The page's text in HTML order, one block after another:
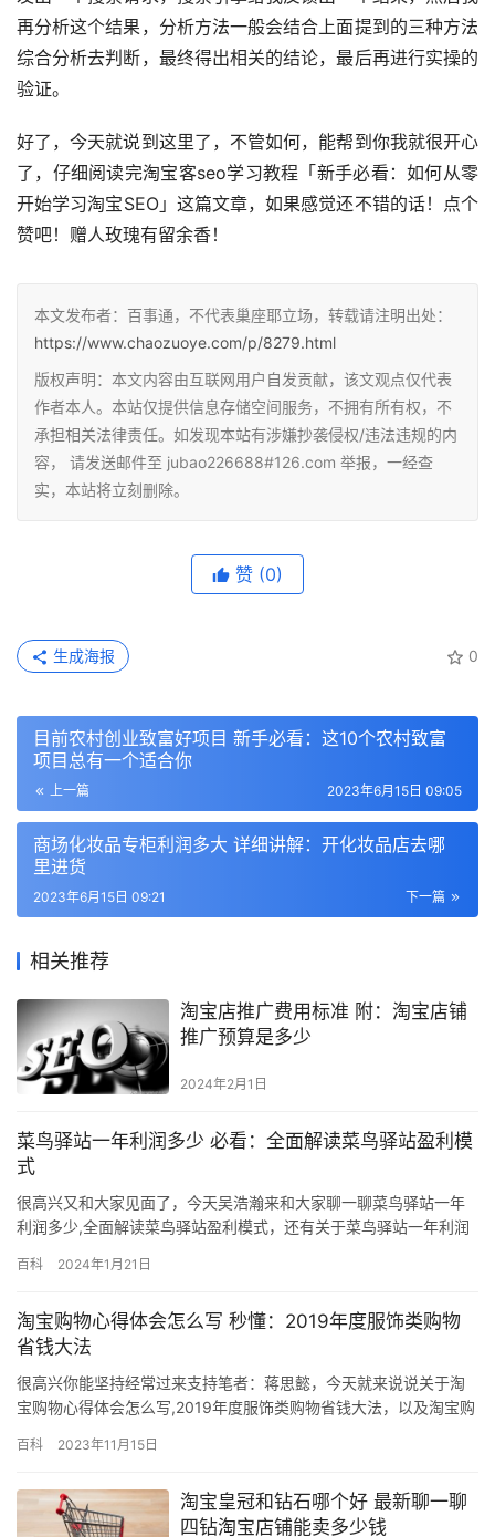
再分析这个结果，分析方法一般会结合上面提到的三种方法
综合分析去判断，最终得出相关的结论，最后再进行实操的
验证。
好了，今天就说到这里了，不管如何，能帮到你我就很开心
了，仔细阅读完淘宝客seo学习教程「新手必看：如何从零
开始学习淘宝SEO」这篇文章，如果感觉还不错的话！点个
赞吧！赠人玫瑰有留余香！
本文发布者：百事通，不代表巢座耶立场，转载请注明出处：
https://www.chaozuoye.com/p/8279.html
版权声明：本文内容由互联网用户自发贡献，该文观点仅代表
作者本人。本站仅提供信息存储空间服务，不拥有所有权，不
承担相关法律责任。如发现本站有涉嫌抄袭侵权/违法违规的内
容， 请发送邮件至 jubao226688#126.com 举报，一经查
实，本站将立刻删除。
赞 (0)
0
生成海报
目前农村创业致富好项目 新手必看：这10个农村致富
项目总有一个适合你
上一篇 2023年6月15日 09:05
商场化妆品专柜利润多大 详细讲解：开化妆品店去哪
里进货
下一篇
2023年6月15日 09:21
相关推荐
淘宝店推广费用标准 附：淘宝店铺
推广预算是多少
2024年2月1日
菜鸟驿站一年利润多少 必看：全面解读菜鸟驿站盈利模
式
很高兴又和大家见面了，今天吴浩瀚来和大家聊一聊菜鸟驿站一年
利润多少,全面解读菜鸟驿站盈利模式，还有关于菜鸟驿站一年利润
总的来说思路还是很重要！ ps：我写的这个这个案例就是我三线城
的阐述之道：列数据，举例子，讲事实。 全文已经阐述了一个观
点： …
百科 2024年1月21日
淘宝购物心得体会怎么写 秒懂：2019年度服饰类购物
省钱大法
很高兴你能坚持经常过来支持笔者：蒋思懿，今天就来说说关于淘
宝购物心得体会怎么写,2019年度服饰类购物省钱大法，以及淘宝购
中的技巧，下面我就来为大家全部一一解析！ 所以在淘宝上购物如
意的。所以今天我就跟大家分享一下我个人这么多年淘宝购物的一
百科 2023年11月15日
淘宝皇冠和钻石哪个好 最新聊一聊
四钻淘宝店铺能卖多少钱